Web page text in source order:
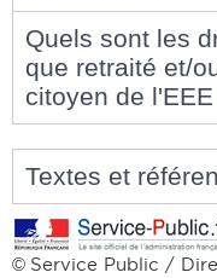
Quels sont les
que retraité et/
citoyen de
Textes et
© Service Public /